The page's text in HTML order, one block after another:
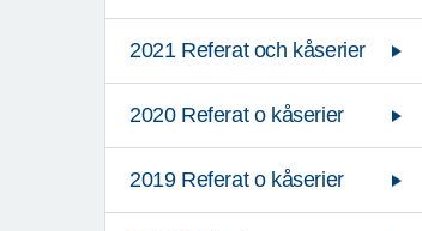
2021 Referat och kåserier
2020 Referat o kåserier
2019 Referat o kåserier